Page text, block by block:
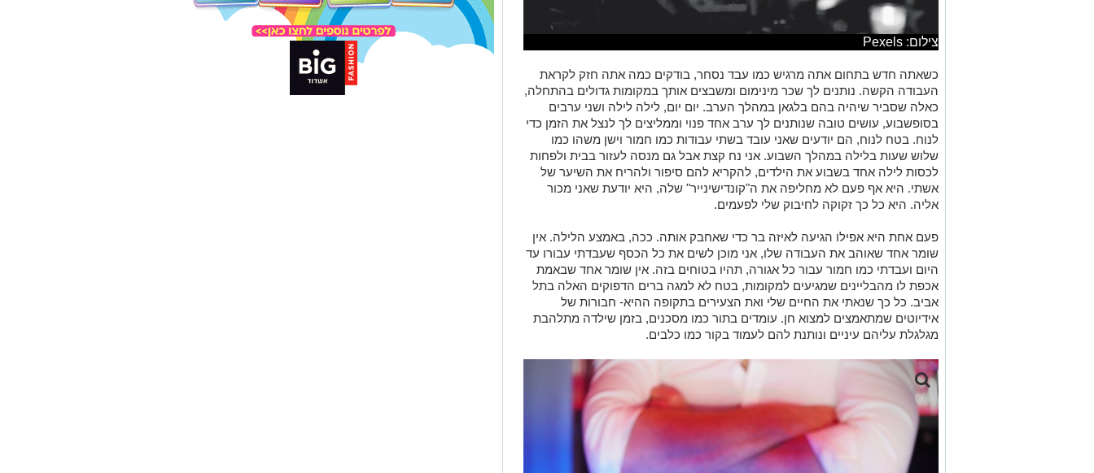
צילום: Pexels
כשאתה חדש בתחום אתה מרגיש כמו עבד נסחר, בודקים כמה אתה חזק לקראת
העבודה הקשה. נותנים לך שכר מינימום ומשבצים אותך במקומות גדולים בהתחלה,
כאלה שסביר שיהיה בהם בלגאן במהלך הערב. יום יום, לילה לילה ושני ערבים
בסופשבוע, עושים טובה שנותנים לך ערב אחד פנוי וממליצים לך לנצל את הזמן כדי
לנוח. בטח לנוח, הם יודעים שאני עובד בשתי עבודות כמו חמור וישן משהו כמו
שלוש שעות בלילה במהלך השבוע. אני נח קצת אבל גם מנסה לעזור בבית ולפחות
לכסות לילה אחד בשבוע את הילדים, להקריא להם סיפור ולהריח את השיער של
אשתי. היא אף פעם לא מחליפה את ה"קונדישינייר" שלה, היא יודעת שאני מכור
אליה. היא כל כך זקוקה לחיבוק שלי לפעמים.
פעם אחת היא אפילו הגיעה לאיזה בר כדי שאחבק אותה. ככה, באמצע הלילה. אין
שומר אחד שאוהב את העבודה שלו, אני מוכן לשים את כל הכסף שעבדתי עבורו עד
היום ועבדתי כמו חמור עבור כל אגורה, תהיו בטוחים בזה. אין שומר אחד שבאמת
אכפת לו מהבליינים שמגיעים למקומות, בטח לא למגה ברים הדפוקים האלה בתל
אביב. כל כך שנאתי את החיים שלי ואת הצעירים בתקופה ההיא- חבורות של
אידיוטים שמתאמצים למצוא חן. עומדים בתור כמו מסכנים, בזמן שילדה מתלהבת
מגלגלת עליהם עיניים ונותנת להם לעמוד בקור כמו כלבים.